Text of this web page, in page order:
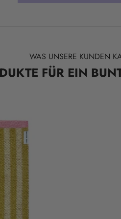
WAS UNSERE KUNDEN
FÜR EIN